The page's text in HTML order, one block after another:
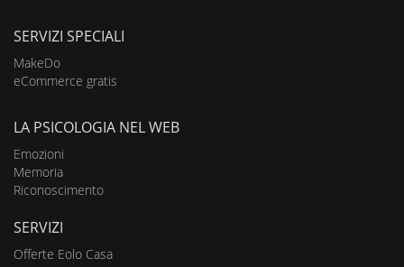
SERVIZI SPECIALI
MakeDo
eCommerce gratis
LA PSICOLOGIA NEL WEB
Emozioni
Memoria
Riconoscimento
SERVIZI
Offerte Eolo Casa